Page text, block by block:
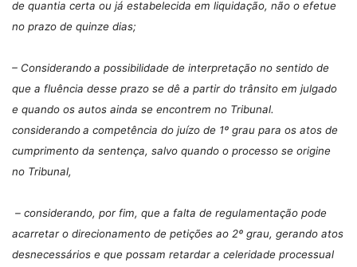
de quantia certa ou já estabelecida em liquidação, não o efetue
no prazo de quinze dias;
– Considerandoa possibilidade de interpretação no sentido de
que a fluência desse prazo se dê a partir do trânsito em julgado
e quando os autos ainda se encontrem no Tribunal.
considerandoa competência do juízo de 1º grau para os atos de
cumprimento da sentença, salvo quando o processo se origine
no Tribunal,
– considerando, por fim, que a falta de regulamentação pode
acarretar o direcionamento de petições ao 2º grau, gerando atos
desnecessários e que possam retardar a celeridade processual